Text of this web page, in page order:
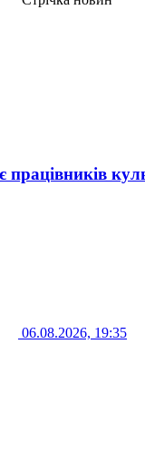
06.08.2026, 19:35